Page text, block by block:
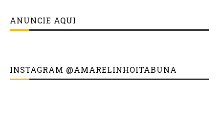
ANUNCIE AQUI
INSTAGRAM @AMARELINHOITABUNA